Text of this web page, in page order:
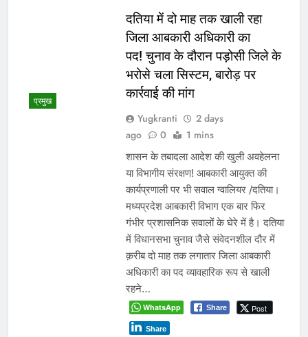
प्रमुख
दतिया में दो माह तक खाली रहा
जिला आबकारी अधिकारी का
पद! चुनाव के दौरान पड़ोसी जिले के
भरोसे चला सिस्टम, बारोड़ पर
कार्रवाई की मांग
Yugkranti
2 days
ago
0 1 mins
शासन के तबादला आदेश की खुली अवहेलना
या विभागीय संरक्षण! आबकारी आयुक्त की
कार्यप्रणाली पर भी सवाल ग्वालियर /दतिया।
मध्यप्रदेश आबकारी विभाग एक बार फिर
गंभीर प्रशासनिक सवालों के घेरे में है। दतिया
में विधानसभा चुनाव जैसे संवेदनशील दौर में
क़रीब दो माह तक लगातार जिला आबकारी
अधिकारी का पद व्यावहारिक रूप से खाली
रहने…
WhatsApp Share Post
Share